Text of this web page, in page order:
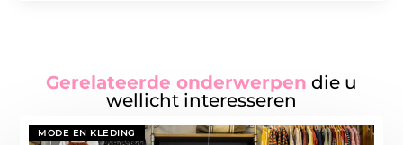
Gerelateerde onderwerpen die u
wellicht interesseren
MODE EN KLEDING